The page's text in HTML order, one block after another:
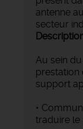
antenne
secteur
Au sein
prestation
support
•
traduire le